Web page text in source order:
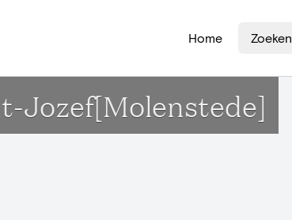
Home Zoeken
Jozef[Molenstede]